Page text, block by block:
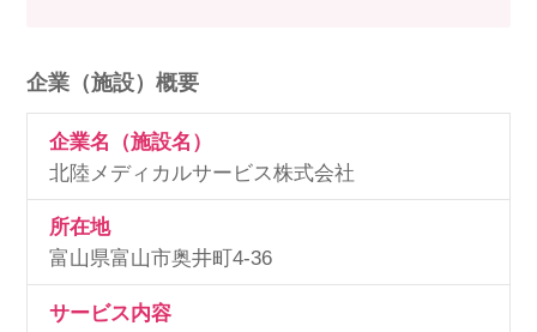
企業（施設）概要
企業名（施設名）
北陸メディカルサービス株式会社
所在地
富山県富山市奥井町4-36
サービス内容